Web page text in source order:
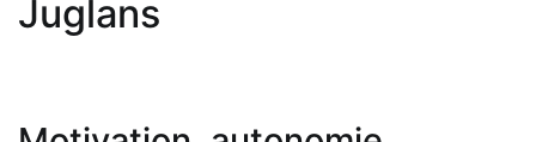
Juglans